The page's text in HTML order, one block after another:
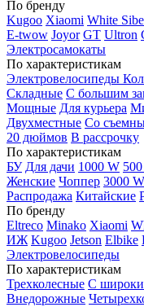
По бренду
Kugoo Xiaomi White
E-twow Joyor GT Ultron
Электросамокаты
По характеристикам
Электровелосипеды
Складные С большим
Мощные Для курьера
Двухместные Со
20 дюймов В рассрочку
По характеристикам
БУ Для дачи 1000 W
Женские Чоппер 3000 W
Распродажа Китайские
По бренду
Eltreco Minako Xiaomi
ИЖ Kugoo Jetson Elbike
Электровелосипеды
По характеристикам
Трехколесные С
Внедорожные